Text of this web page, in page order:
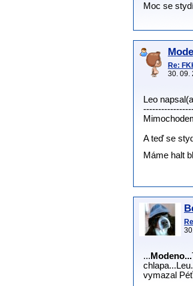
Moc se
Re:
30. 09.
Leo
A teď se
Máme halt
...Modeno...
vymazal